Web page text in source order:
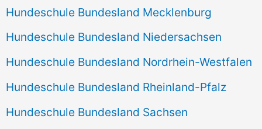
Hundeschule Bundesland Mecklenburg
Hundeschule Bundesland Niedersachsen
Hundeschule Bundesland Nordrhein-Westfalen
Hundeschule Bundesland Rheinland-Pfalz
Hundeschule Bundesland Sachsen